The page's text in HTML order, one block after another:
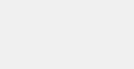
王子工业大厦4楼
森龙工业大厦7楼B室
峰工业大厦6楼C室
柴湾中心工业大厦6楼B室及14楼B1室
路12P号祥兴工业大厦9楼